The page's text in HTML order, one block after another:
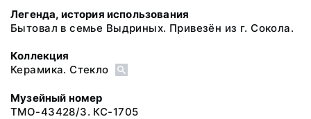
Легенда, история использования
Бытовал в семье Выдриных. Привезён из г. Сокола.
Коллекция
Керамика. Стекло
Музейный номер
ТМО-43428/3. КС-1705